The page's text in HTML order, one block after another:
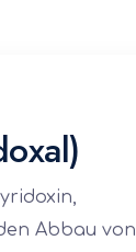
Abbau von